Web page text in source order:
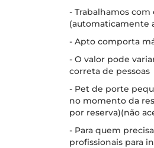
- Trabalhamos
(automaticamente
- Apto comporta
- O valor pode
correta de pessoas
- Pet de porte
no momento da
por reserva)(não
- Para quem
profissionais para